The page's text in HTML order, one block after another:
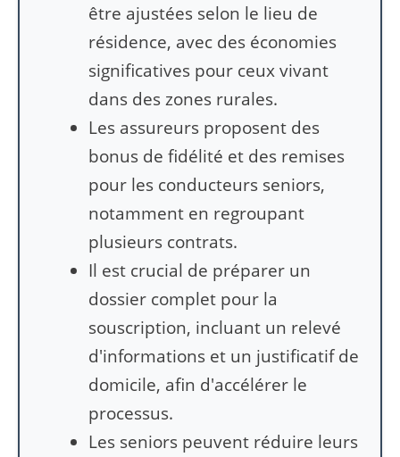
être ajustées selon le lieu de
résidence, avec des économies
significatives pour ceux vivant
dans des zones rurales.
Les assureurs proposent des
bonus de fidélité et des remises
pour les conducteurs seniors,
notamment en regroupant
plusieurs contrats.
Il est crucial de préparer un
dossier complet pour la
souscription, incluant un relevé
d'informations et un justificatif de
domicile, afin d'accélérer le
processus.
Les seniors peuvent réduire leurs